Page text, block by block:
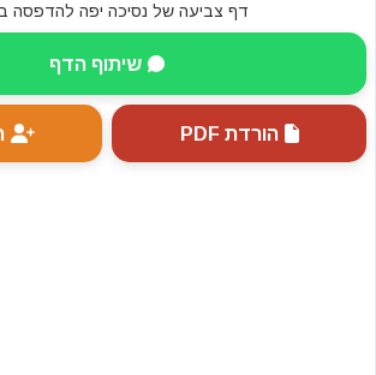
דף צביעה של נסיכה יפה להדפסה
שיתוף הדף
הורדת PDF